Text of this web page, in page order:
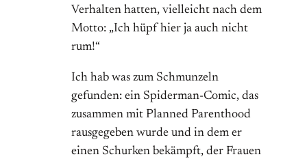
Verhalten hatten, vielleicht nach dem
Motto: „Ich hüpf hier ja auch nicht
rum!“
Ich hab was zum Schmunzeln
gefunden: ein Spiderman-Comic, das
zusammen mit Planned Parenthood
rausgegeben wurde und in dem er
einen Schurken bekämpft, der Frauen